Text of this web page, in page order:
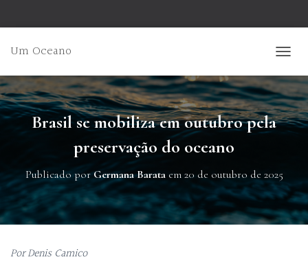
Um Oceano
Brasil se mobiliza em outubro pela
preservação do oceano
Publicado porGermana Barataem 20 de outubro de 2025
Por Denis Camico